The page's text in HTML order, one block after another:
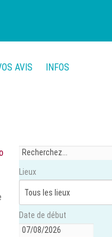
AVIS INFOS
Lieux
Date de début